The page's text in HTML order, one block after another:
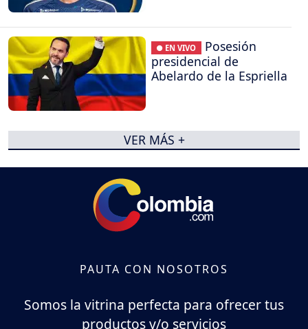
● EN VIVO
Posesión
presidencial de
Abelardo de la Espriella
VER MÁS +
PAUTA CON NOSOTROS
Somos la vitrina perfecta para ofrecer tus
productos y/o servicios